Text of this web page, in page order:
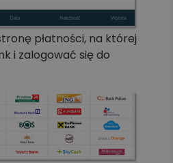
płatności, na której
i zalogować się do